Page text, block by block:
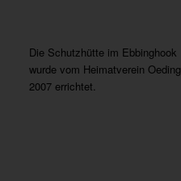
Die Schutzhütte im Ebbinghook
wurde vom Heimatverein Oeding
2007 errichtet.